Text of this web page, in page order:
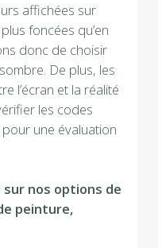
affichées sur
foncées qu’en
donc de choisir
De plus, les
l’écran et la réalité
les codes
une évaluation
sur nos options de
peinture,